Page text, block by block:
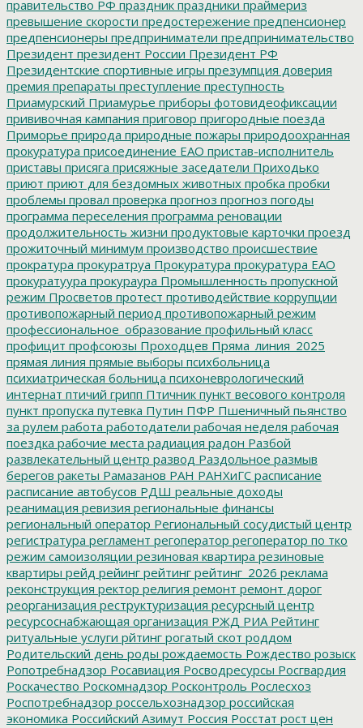
правительство РФ праздник праздники праймериз
превышение скорости предостережение предпенсионер
предпенсионеры предприниматели предпринимательство
Президент президент России Президент РФ
Президентские спортивные игры презумпция доверия
премия препараты преступление преступность
Приамурский Приамурье приборы фотовидеофиксации
прививочная кампания приговор пригородные поезда
Приморье природа природные пожары природоохранная
прокуратура присоединение ЕАО пристав-исполнитель
приставы присяга присяжные заседатели Приходько
приют приют для бездомных животных пробка пробки
проблемы провал проверка прогноз прогноз погоды
программа переселения программа реновации
продолжительность жизни продуктовые карточки проезд
прожиточный минимум производство происшествие
прократура прокуратруа Прокуратура прокуратура ЕАО
прокуратуура прокураура Промышленность пропускной
режим Просветов протест противодействие коррупции
противопожарный период противопожарный режим
профессиональное_образование профильный класс
профицит профсоюзы Проходцев Пряма_линия_2025
прямая линия прямые выборы психбольница
психиатрическая больница психоневрологический
интернат птичий грипп Птичник пункт весового контроля
пункт пропуска путевка Путин ПФР Пшеничный пьянство
за рулем работа работодатели рабочая неделя рабочая
поездка рабочие места радиация радон Разбой
развлекательный центр развод Раздольное размыв
берегов ракеты Рамазанов РАН РАНХиГС расписание
расписание автобусов РДШ реальные доходы
реанимация ревизия региональные финансы
региональный оператор Региональный сосудистый центр
регистратура регламент регоператор регоператор по тко
режим самоизоляции резиновая квартира резиновые
квартиры рейд рейинг рейтинг рейтинг_2026 реклама
реконструкция ректор религия ремонт ремонт дорог
реорганизация реструктуризация ресурсный центр
ресурсоснабжающая организация РЖД РИА Рейтинг
ритуальные услуги рйтинг рогатый скот роддом
Родительский день роды рождаемость Рождество розыск
Ропотребнадзор Росавиация Росводресурсы Росгвардия
Роскачество Роскомнадзор Росконтроль Рослесхоз
Роспотребнадзор россельхознадзор российская
экономика Российский Азимут Россия Росстат рост цен